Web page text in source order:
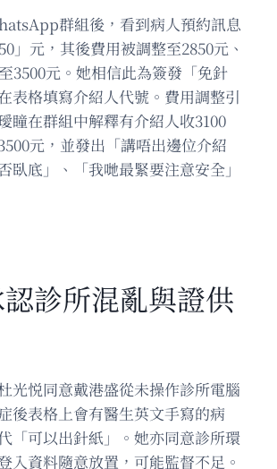
群組後，看到病人預約訊息
」元，其後費用被調整至2850元、
3500元。她相信此為簽發「免針
表格填寫介紹人代號。費用調整引
瞳在群組中解釋有介紹人收3100
元，並發出「講唔出邊位介紹
臥底」、「我哋最緊要注意安全」
診所混亂與證供
光悦同意戴港盛從未操作診所電腦
後表格上會有醫生英文手寫的病
「可以出針紙」。她亦同意診所環
入資料隨意放置，可能監督不足。